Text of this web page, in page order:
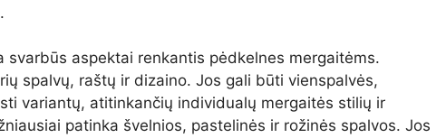
svarbūs aspektai renkantis pėdkelnes mergaitėms.
spalvų, raštų ir dizaino. Jos gali būti vienspalvės,
variantų, atitinkančių individualų mergaitės stilių ir
patinka švelnios, pastelinės ir rožinės spalvos. Jos